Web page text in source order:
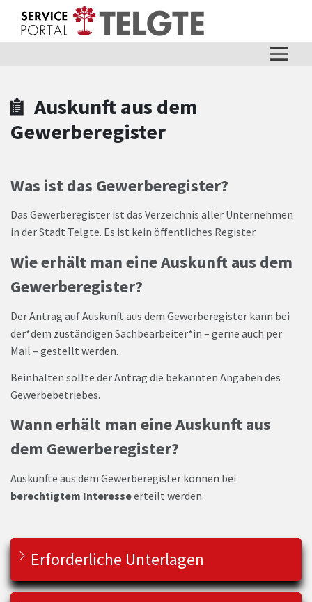
Zum Header
Zum Hauptinhalt
Zum Footer
Zum Hauptinhalt springen
Auskunft aus dem
Gewerberegister
Was ist das Gewerberegister?
Das Gewerberegister ist das Verzeichnis aller Unternehmen
in der Stadt Telgte. Es ist kein öffentliches Register.
Wie erhält man eine Auskunft aus dem
Gewerberegister?
Der Antrag auf Auskunft aus dem Gewerberegister kann bei
der*dem zuständigen Sachbearbeiter*in – gerne auch per
Mail – gestellt werden.
Beinhalten sollte der Antrag die bekannten Angaben des
Gewerbebetriebes.
Wann erhält man eine Auskunft aus
dem Gewerberegister?
Auskünfte aus dem Gewerberegister können bei
berechtigtem Interesseerteilt werden.
Erforderliche Unterlagen